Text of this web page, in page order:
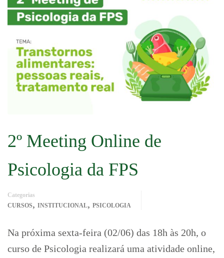
2º Meeting Online de
Psicologia da FPS
Categorias
CURSOS, INSTITUCIONAL, PSICOLOGIA
Na próxima sexta-feira (02/06) das 18h às 20h, o
curso de Psicologia realizará uma atividade online,